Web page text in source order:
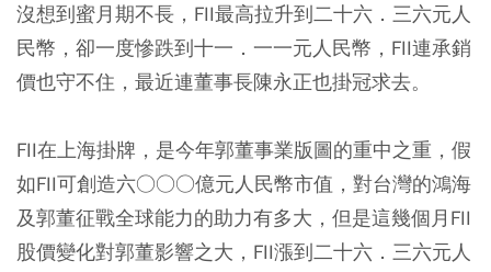
沒想到蜜月期不長，FII最高拉升到二十六．三六元人
民幣， 卻一度慘跌到十一．一一元人民幣，FII連承銷
價也守不住 ，最近連董事長陳永正也掛冠求去。
FII在上海掛牌，是今年郭董事業版圖的重中之重，假
如FII可創造六○○○億元人民幣市值，對台灣的鴻海
及郭董征戰全球能力的助力有多大，但是這幾個月FII
股價變化對郭董影響之大，FII漲到二十六．三六元人